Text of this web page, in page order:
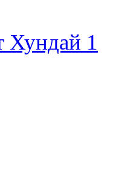
Хундай 1